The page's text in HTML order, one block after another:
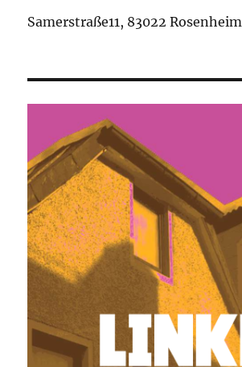
Samerstraße11, 83022 Rosenheim